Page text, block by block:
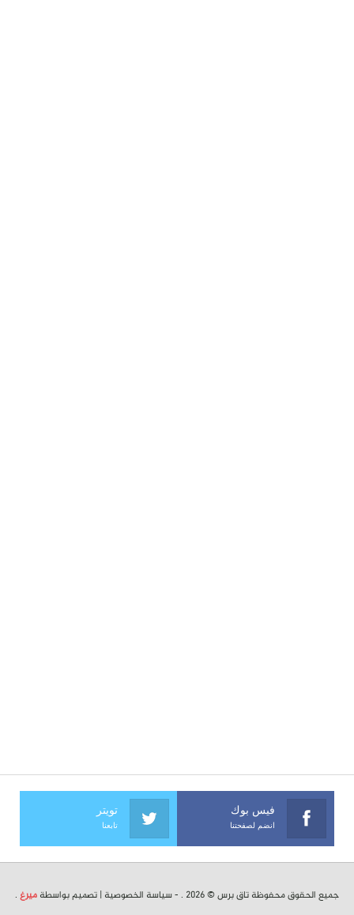
فيس بوك
انضم لصفحتنا
تويتر
تابعنا
جميع الحقوق محفوظة تاق برس © 2026 . - سياسة الخصوصية | تصميم بواسطة ميرغ .